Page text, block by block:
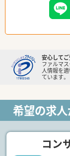
安心して
ファルマス
人情報を
ています。
希望の求
コン